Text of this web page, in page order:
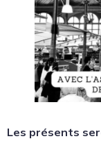
Les présents